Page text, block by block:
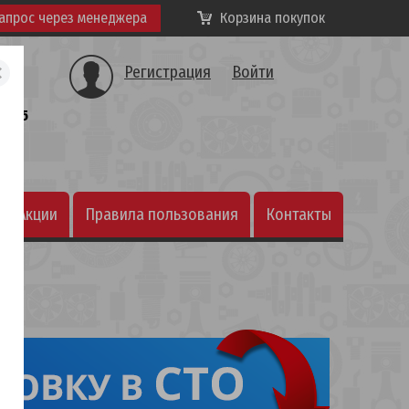
через менеджера Корзина покупок
Регистрация Войти
Акции Правила пользования Контакты
25